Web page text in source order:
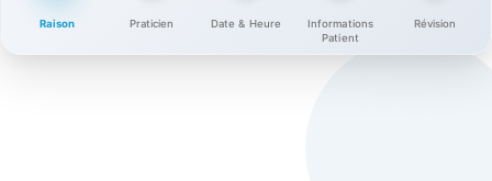
Raison Praticien Date & Heure
Informations
Patient
Révision